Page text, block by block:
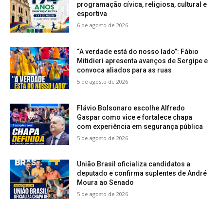
programação cívica, religiosa, cultural e
esportiva
6 de agosto de 2026
“A verdade está do nosso lado”: Fábio
Mitidieri apresenta avanços de Sergipe e
convoca aliados para as ruas
5 de agosto de 2026
Flávio Bolsonaro escolhe Alfredo
Gaspar como vice e fortalece chapa
com experiência em segurança pública
5 de agosto de 2026
União Brasil oficializa candidatos a
deputado e confirma suplentes de André
Moura ao Senado
5 de agosto de 2026